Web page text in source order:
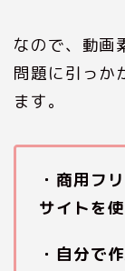
なので、動画
問題に引っか
ます。
・商用フ
サイトを
・自分で